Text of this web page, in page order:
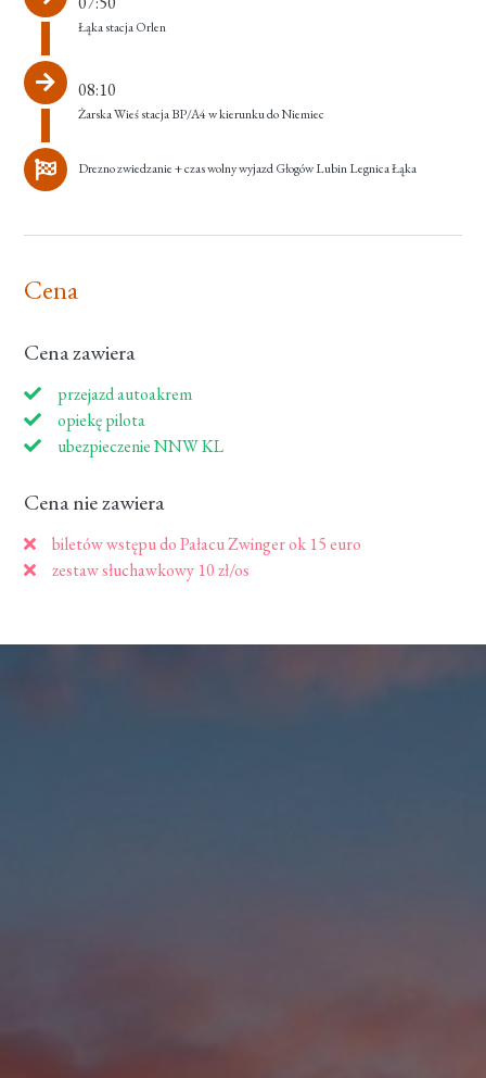
Łąka stacja Orlen
08:10
Żarska Wieś stacja BP/A4 w kierunku do Niemiec
Drezno zwiedzanie + czas wolny wyjazd Głogów Lubin Legnica Łąka
Cena
Cena zawiera
przejazd autoakrem
opiekę pilota
ubezpieczenie NNW KL
Cena nie zawiera
biletów wstępu do Pałacu Zwinger ok 15 euro
zestaw słuchawkowy 10 zł/os